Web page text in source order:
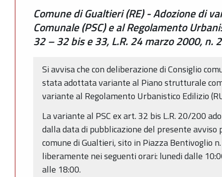
Comune di Gualtieri (RE) - Adozione di
Comunale (PSC) e al Regolamento
32 – 32 bis e 33, L.R. 24 marzo 2000, n.
Si avvisa che con deliberazione di Consiglio
stata adottata variante al Piano strutturale
variante al Regolamento Urbanistico Edilizio
La variante al PSC ex art. 32 bis L.R. 20/200
dalla data di pubblicazione del presente avviso
comune di Gualtieri, sito in Piazza Bentivoglio
liberamente nei seguenti orari: lunedi dalle
alle 18:00.